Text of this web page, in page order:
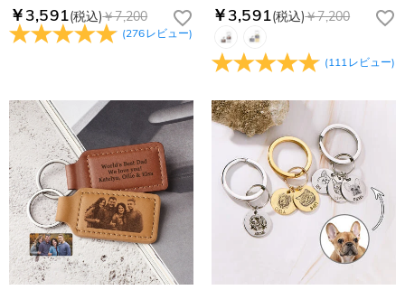
もし注文確認メールをご確認後、注文内容に間違いでもありま
したら、至急カスタマーサポート【Eメール：
service@drawelry.jp】までご連絡ください。ご連絡頂く時に注
Drawelryからのメールが届きません。
Drawelryからのメールが届いていない場合、次の可能性が考え
られます。原因①迷惑メールフォルダに移動されている。解決
迷惑メールでないよう操作して、service@drawelry.jp からの
メールが正しく届くように、迷惑メールフィルターの設定を変
更してください。原因②通信状態などによりメールの到着が遅
れている。解決策：数時間たっても届かない場合は、今後お送
りするメールも遅れる可能性がありますので、別のメールアド
レスからお名前とご住所を記載したメールを
service@drawelry.jp へ送信してください。原因③メールアド
レスの入力に誤りがある。解決策：お名前とご住所を記載した
メールを service@drawelry.jp へ送信してください。
支払方法は何がありますか？
Paypal、ApplePay、GooglePayからお選びいただけます。
コンビニ前払いのお支払い期限はいつまででしょう
か
コンビニ前払いのお支払い期限はご注文から 6 日間となりま
す。
支払い情報は保護されますか？
お支払い情報は高度なセキュリティで保護されております。お
客様のお支払い情報は当社のサーバーに一切保存されません。
Paypal又はクレジットカート発行会社によって処理されます。
個人情報は保護されますか？
当社では、個人情報保護を目的としたコンプライアンスに則
り、プライバシーポリシーを定めています。お客様に安心かつ
安全にご利用いただけるよう最善の注意を払い、個人情報を厳
￥3,591(税込)￥7,200
(276レビュー)
￥3,591(税込)￥7,200
(111レビュー)